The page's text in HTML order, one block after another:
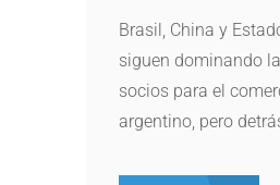
Brasil, China y
siguen dominando
socios para el
argentino, pero